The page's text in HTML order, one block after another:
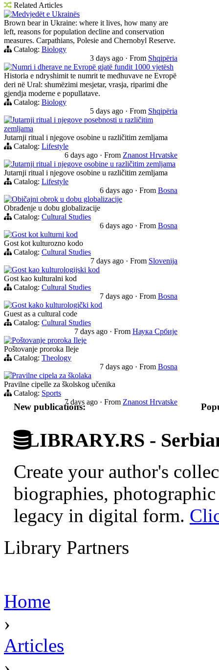
Related Articles
Medvjedët e Ukrainës
Brown bear in Ukraine: where it lives, how many are
left, reasons for population decline and conservation
measures. Carpathians, Polesie and Chernobyl Reserve.
Catalog: Biology
3 days ago · From Shqipëria
Numri i dherave ne Evropë gjatë fundit 1000 vjetësh
Historia e ndryshimit te numrit te medhuvave ne Evropë
deri në Ural: shumëzimi mesjetar, vrasja, riparimi dhe
gjendja moderne e popullatave.
Catalog: Biology
5 days ago · From Shqipëria
Jutarnji ritual i njegove posebnosti u različitim
zemljama
Jutarnji ritual i njegove osobine u različitim zemljama
Catalog: Lifestyle
6 days ago · From Znanost Hrvatske
Jutarnji ritual i njegove osobine u različitim zemljama
Jutarnji ritual i njegove osobine u različitim zemljama
Catalog: Lifestyle
6 days ago · From Bosna
Običajni obrok u dobu globalizacije
Obrađenje u dobu globalizacije
Catalog: Cultural Studies
6 days ago · From Bosna
Gost kot kulturni kod
Gost kot kulturozno kodo
Catalog: Cultural Studies
7 days ago · From Slovenija
Gost kao kulturologijski kod
Gost kao kulturalni kod
Catalog: Cultural Studies
7 days ago · From Bosna
Gost kako kulturologički kod
Guest as a cultural code
Catalog: Cultural Studies
7 days ago · From Наука Србије
Poštovanje proroka Ileje
Poštovanje proroka Ileje
Catalog: Theology
7 days ago · From Bosna
Pravilne cipela za školaka
Pravilne cipelle za školskog učenika
Catalog: Sports
7 days ago · From Znanost Hrvatske
New publications:
LIBRARY.RS -
Create your author's
biographies,
legacy in digital form.
Library Partners
Home
›
Articles